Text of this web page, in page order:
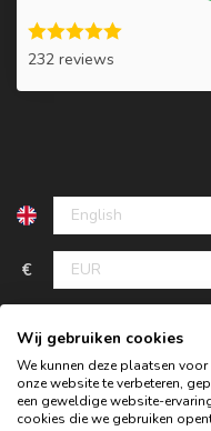
232 reviews
€
Wij gebruiken cookies
We kunnen deze plaatsen
onze website te verbeteren,
een geweldige website-
cookies die we gebruiken